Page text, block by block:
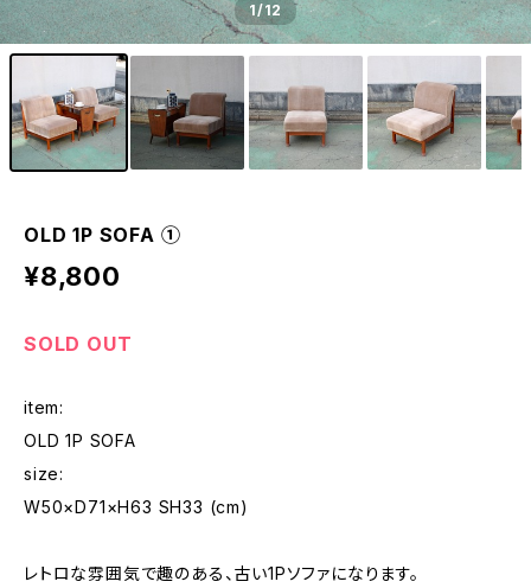
1/12
OLD 1P SOFA ①
¥8,800
SOLD OUT
item:
OLD 1P SOFA
size:
W50×D71×H63 SH33 (cm)
レトロな雰囲気で趣のある、古い1Pソファになります。